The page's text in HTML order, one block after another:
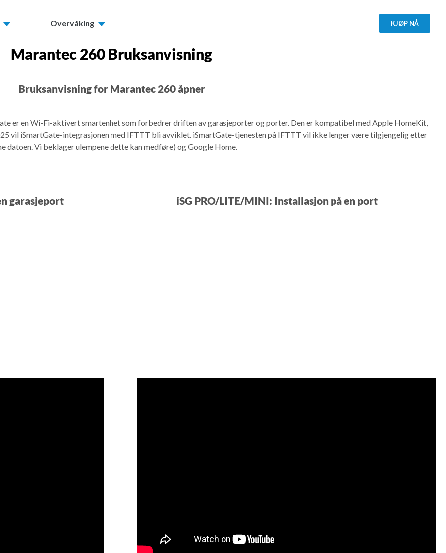
Overvåking KJØP NÅ
Marantec 260 Bruksanvisning
Bruksanvisning for Marantec 260 åpner
er en Wi-Fi-aktivert smartenhet som forbedrer driften av garasjeporter og porter. Den er kompatibel med Apple HomeKit,
vil iSmartGate-integrasjonen med IFTTT bli avviklet. iSmartGate-tjenesten på IFTTT vil ikke lenger være tilgjengelig etter
datoen. Vi beklager ulempene dette kan medføre) og Google Home.
garasjeport iSG PRO/LITE/MINI: Installasjon på en port